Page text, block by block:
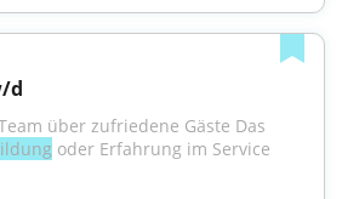
d
über zufriedene Gäste Das
oder Erfahrung im Service